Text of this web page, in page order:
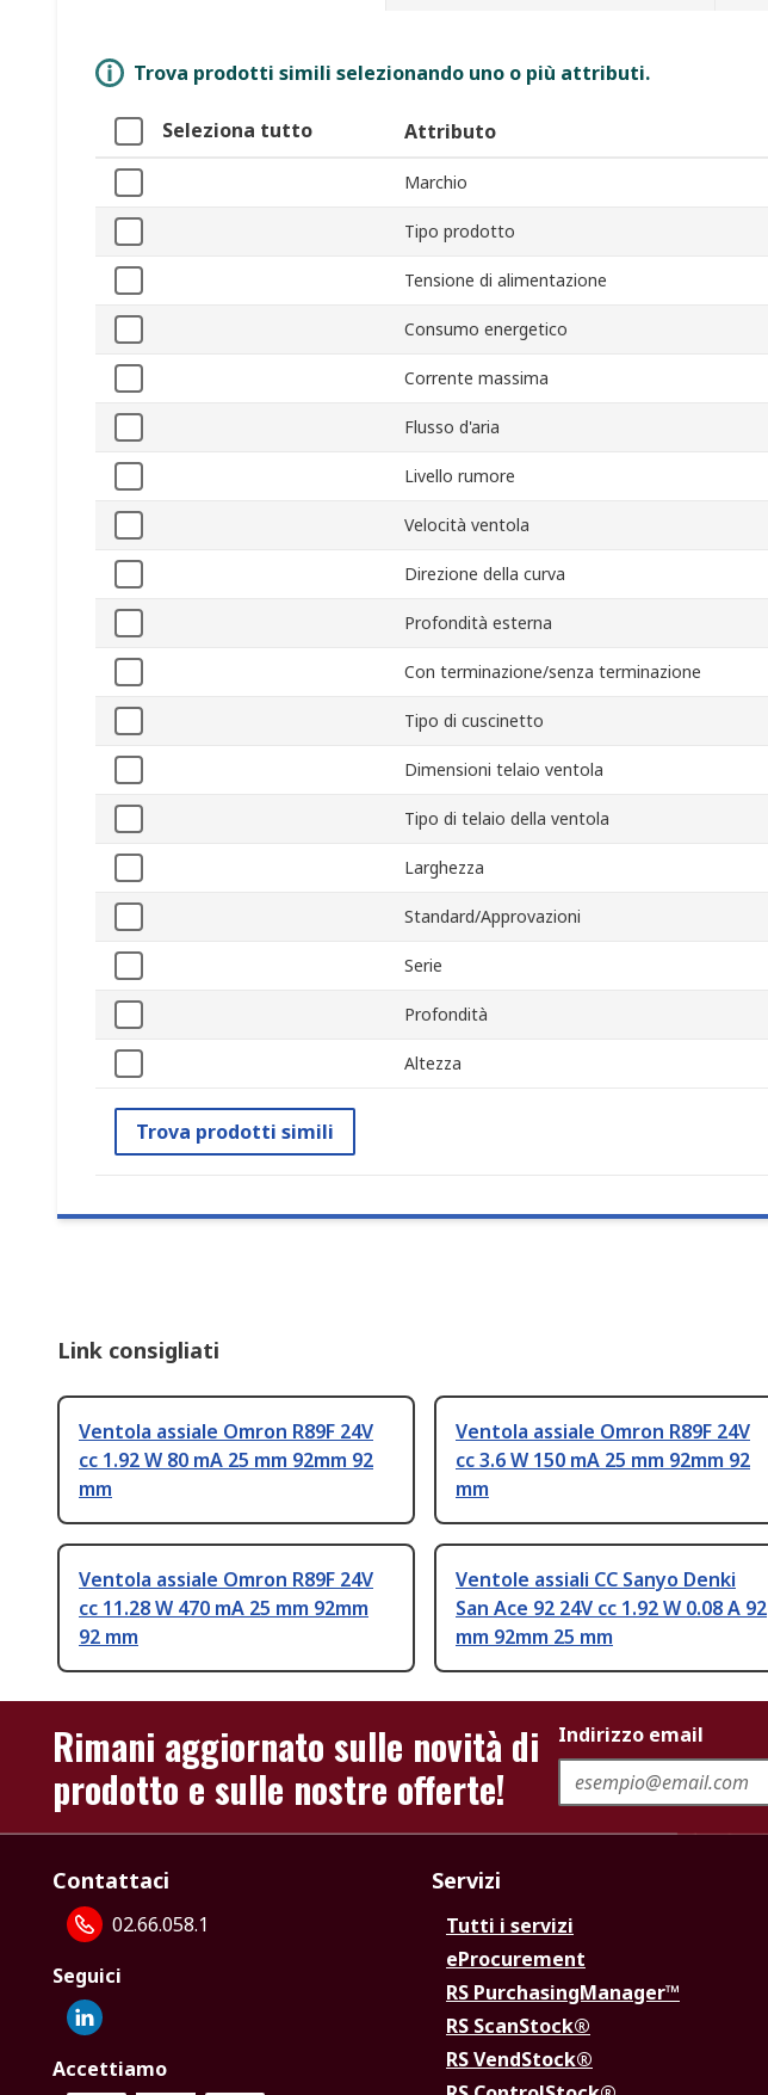
Trova prodotti simili selezionando uno o più attributi.
Seleziona tutto Attributo
Marchio
Tipo prodotto
Tensione di alimentazione
Consumo energetico
Corrente massima
Flusso d'aria
Livello rumore
Velocità ventola
Direzione della curva
Profondità esterna
Con terminazione/senza terminazione
Tipo di cuscinetto
Dimensioni telaio ventola
Tipo di telaio della ventola
Larghezza
Standard/Approvazioni
Serie
Profondità
Altezza
Trova prodotti simili
Link consigliati
Ventola assiale Omron R89F 24V
cc 1.92 W 80 mA 25 mm 92mm 92
mm
Ventola assiale Omron R89F 24V
cc 3.6 W 150 mA 25 mm 92mm 92
mm
Ventola assiale Omron R89F 24V
cc 11.28 W 470 mA 25 mm 92mm
92 mm
Ventole assiali CC Sanyo Denki
San Ace 92 24V cc 1.92 W 0.08 A 92
mm 92mm 25 mm
Rimani aggiornato sulle novità di
prodotto e sulle nostre offerte!
Indirizzo email
Contattaci
02.66.058.1
Seguici
Accettiamo
Servizi
Tutti i servizi
eProcurement
RS PurchasingManager™
RS ScanStock®
RS VendStock®